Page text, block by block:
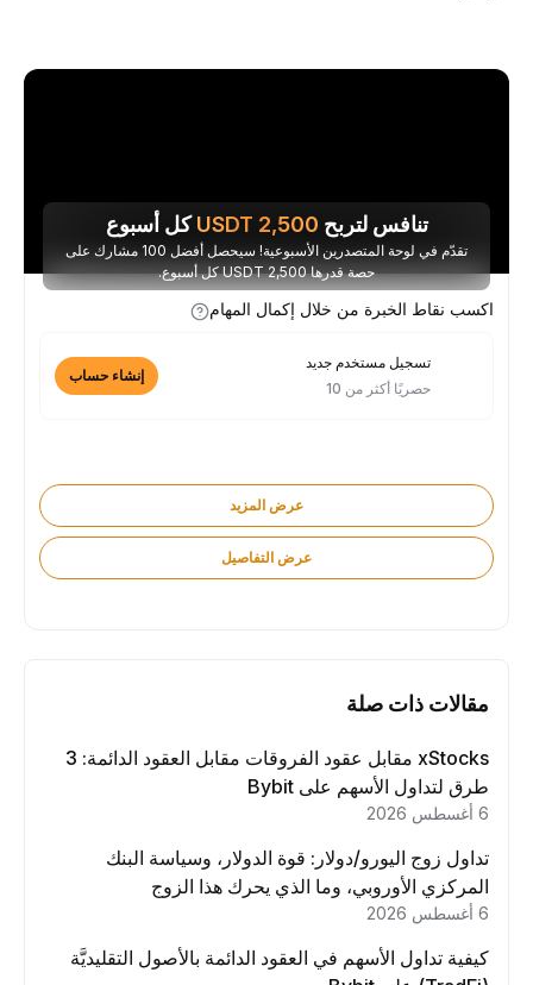
تنافس لتربح 2,500
USDTكل أسبوع
تقدّم في لوحة المتصدرين الأسبوعية! سيحصل أفضل 100 مشارك على
حصة قدرها 2,500 USDT كل أسبوع.
اكسب نقاط الخبرة من خلال إكمال المهام
تسجيل مستخدم جديد
حصريًا أكثر من 10
إنشاء حساب
عرض المزيد
عرض التفاصيل
مقالات ذات صلة
xStocks مقابل عقود الفروقات مقابل العقود الدائمة: 3
طرق لتداول الأسهم على Bybit
تداول زوج اليورو/دولار: قوة الدولار، وسياسة البنك
المركزي الأوروبي، وما الذي يحرك هذا الزوج
كيفية تداول الأسهم في العقود الدائمة بالأصول التقليديَّة